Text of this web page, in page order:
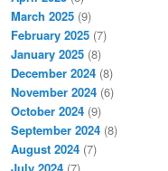
March 2025 (9)
February 2025 (7)
January 2025 (8)
December 2024 (8)
November 2024 (6)
October 2024 (9)
September 2024 (8)
August 2024 (7)